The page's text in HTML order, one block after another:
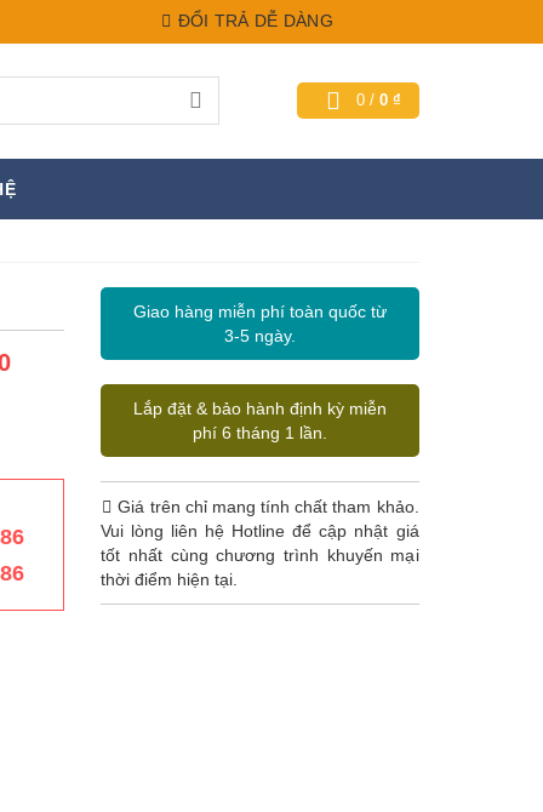
ĐỔI TRẢ DỄ DÀNG
0 / 0 ₫
Giao hàng miễn phí toàn quốc từ
3-5 ngày.
Lắp đặt & bảo hành định kỳ miễn
phí 6 tháng 1 lần.
Giá trên chỉ mang tính chất tham khảo.
Vui lòng liên hệ Hotline để cập nhật giá
tốt nhất cùng chương trình khuyến mại
thời điểm hiện tại.